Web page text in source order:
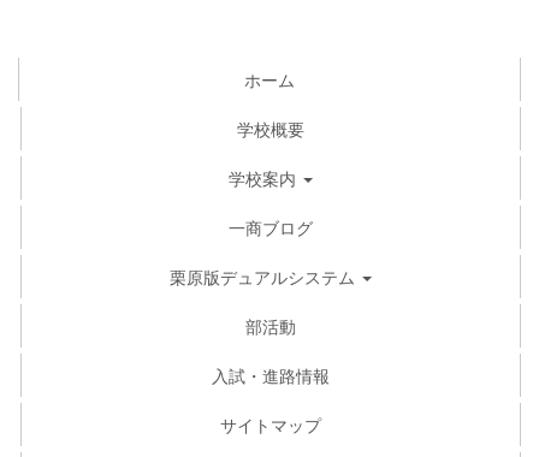
ホーム
学校概要
学校案内
一商ブログ
栗原版デュアルシステム
部活動
入試・進路情報
サイトマップ